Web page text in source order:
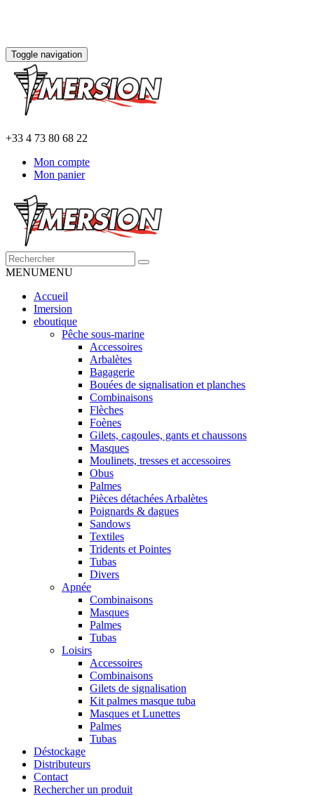
Toggle navigation
+33 4 73 80 68 22
Mon compte
Mon panier
MENUMENU
Accueil
Imersion
eboutique
Pêche sous-marine
Accessoires
Arbalètes
Bagagerie
Bouées de signalisation et planches
Combinaisons
Flèches
Foènes
Gilets, cagoules, gants et chaussons
Masques
Moulinets, tresses et accessoires
Obus
Palmes
Pièces détachées Arbalètes
Poignards & dagues
Sandows
Textiles
Tridents et Pointes
Tubas
Divers
Apnée
Combinaisons
Masques
Palmes
Tubas
Loisirs
Accessoires
Combinaisons
Gilets de signalisation
Kit palmes masque tuba
Masques et Lunettes
Palmes
Tubas
Déstockage
Distributeurs
Contact
Rechercher un produit